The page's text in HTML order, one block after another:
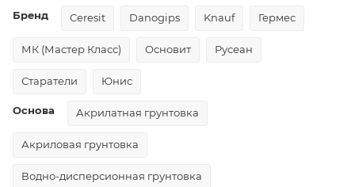
Бренд Ceresit Danogips Knauf Гермес
МК (Мастер Класс) Основит Русеан
Старатели Юнис
Основа Акрилатная грунтовка
Акриловая грунтовка
Водно-дисперсионная грунтовка